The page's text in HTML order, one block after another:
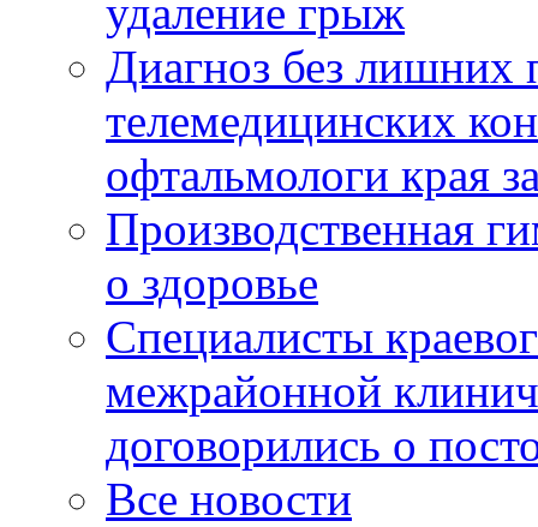
удаление грыж
Диагноз без лишних
телемедицинских
офтальмологи края
Производственная
о здоровье
Специалисты
межрайонной
договорились о
Все новости